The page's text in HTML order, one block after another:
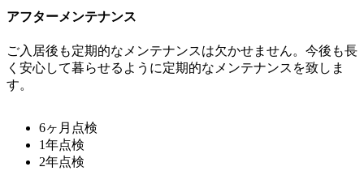
アフターメンテナンス
ご入居後も定期的なメンテナンスは欠かせません。今後も長
く安心して暮らせるように定期的なメンテナンスを致しま
す。
6ヶ月点検
1年点検
2年点検